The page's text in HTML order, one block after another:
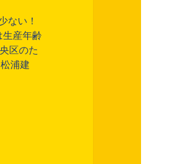
ない！
産年齢
区のた
浦建